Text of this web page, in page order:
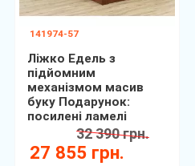
141974-57
Ліжко Едель з
підйомним
механізмом масив
буку Подарунок:
посилені ламелі
27 855 грн.
32 390 грн.